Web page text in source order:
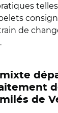
de
de